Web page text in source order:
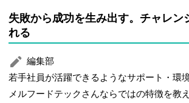
失敗から成功を生み出す。チャレン
れる
編集部
若手社員が活躍できるようなサポート・環
メルフードテックさんならではの特徴を教